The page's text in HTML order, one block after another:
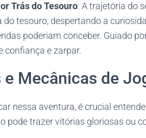
Trás do Tesouro: A trajetória do
do tesouro, despertando a
poderiam conceber. Guiado
confiança e zarpar.
e Mecânicas de
nessa aventura, é crucial
pode trazer vitórias gloriosas ou